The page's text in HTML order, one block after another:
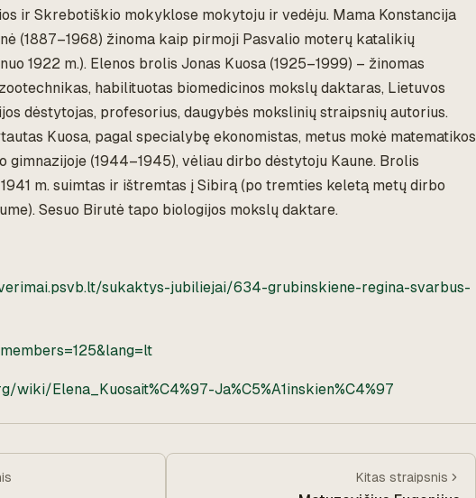
ir Skrebotiškio mokyklose mokytoju ir vedėju. Mama Konstancija
(1887–1968) žinoma kaip pirmoji Pasvalio moterų katalikių
1922 m.). Elenos brolis Jonas Kuosa (1925–1999) – žinomas
habilituotas biomedicinos mokslų daktaras, Lietuvos
dėstytojas, profesorius, daugybės mokslinių straipsnių autorius.
Kuosa, pagal specialybę ekonomistas, metus mokė matematikos
gimnazijoje (1944–1945), vėliau dirbo dėstytoju Kaune. Brolis
m. suimtas ir ištremtas į Sibirą (po tremties keletą metų dirbo
Sesuo Birutė tapo biologijos mokslų daktare.
sukaktys-jubiliejai/634-grubinskiene-regina-svarbus-
wiki/Elena_Kuosait%C4%97-Ja%C5%A1inskien%C4%97
Kitas straipsnis